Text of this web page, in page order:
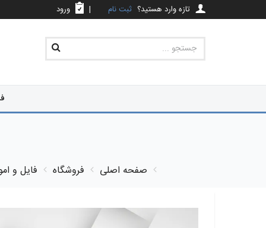
تازه وارد هستید؟ ثبت نام | ورود
صفحه اصلی فروشگاه فایل و